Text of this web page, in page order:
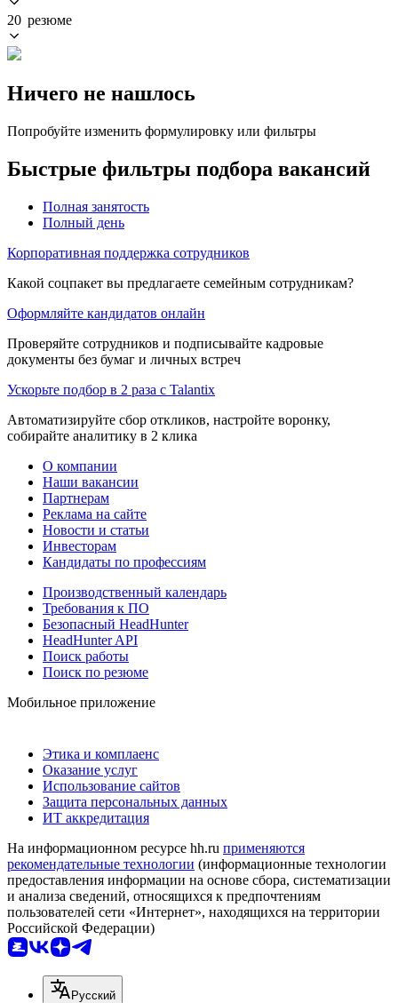
20 резюме
Ничего не нашлось
Попробуйте изменить формулировку или фильтры
Быстрые фильтры подбора вакансий
Полная занятость
Полный день
Корпоративная поддержка сотрудников
Какой соцпакет вы предлагаете семейным сотрудникам?
Оформляйте кандидатов онлайн
Проверяйте сотрудников и подписывайте кадровые
документы без бумаг и личных встреч
Ускорьте подбор в 2 раза с Talantix
Автоматизируйте сбор откликов, настройте воронку,
собирайте аналитику в 2 клика
О компании
Наши вакансии
Партнерам
Реклама на сайте
Новости и статьи
Инвесторам
Кандидаты по профессиям
Производственный календарь
Требования к ПО
Безопасный HeadHunter
HeadHunter API
Поиск работы
Поиск по резюме
Мобильное приложение
Этика и комплаенс
Оказание услуг
Использование сайтов
Защита персональных данных
ИТ аккредитация
На информационном ресурсе hh.ru применяются
рекомендательные технологии (информационные технологии
предоставления информации на основе сбора, систематизации
и анализа сведений, относящихся к предпочтениям
пользователей сети «Интернет», находящихся на территории
Российской Федерации)
Русский